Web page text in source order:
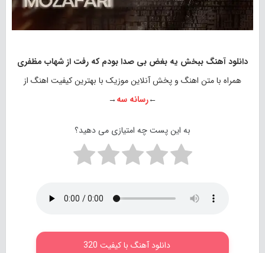
دانلود آهنگ ببخش یه بغض بی صدا بودم که رفت از شهاب مظفری
همراه با متن اهنگ و پخش آنلاین موزیک با بهترین کیفیت اهنگ از
←رسانه سه→
به این پست چه امتیازی می دهید؟
دانلود آهنگ با کیفیت 320